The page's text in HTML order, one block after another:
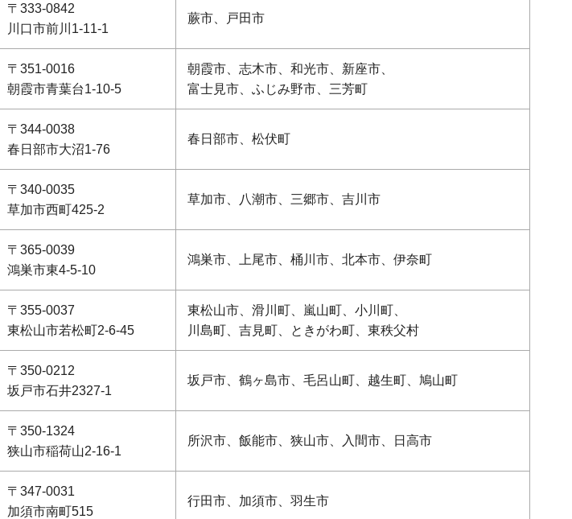
〒333-0842
川口市前川1-11-1
蕨市、戸田市
〒351-0016
朝霞市青葉台1-10-5
朝霞市、志木市、和光市、新座市、
富士見市、ふじみ野市、三芳町
〒344-0038
春日部市大沼1-76
春日部市、松伏町
〒340-0035
草加市西町425-2
草加市、八潮市、三郷市、吉川市
〒365-0039
鴻巣市東4-5-10
鴻巣市、上尾市、桶川市、北本市、伊奈町
〒355-0037
東松山市若松町2-6-45
東松山市、滑川町、嵐山町、小川町、
川島町、吉見町、ときがわ町、東秩父村
〒350-0212
坂戸市石井2327-1
坂戸市、鶴ヶ島市、毛呂山町、越生町、鳩山町
〒350-1324
狭山市稲荷山2-16-1
所沢市、飯能市、狭山市、入間市、日高市
〒347-0031
加須市南町515
行田市、加須市、羽生市